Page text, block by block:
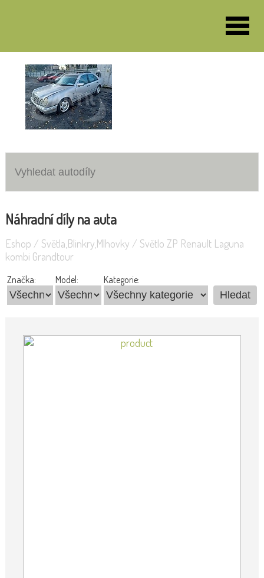
Náhradní díly na auta
Eshop / Světla,Blinkry,Mlhovky / Světlo ZP Renault Laguna
kombi Grandtour
Značka: Model: Kategorie: